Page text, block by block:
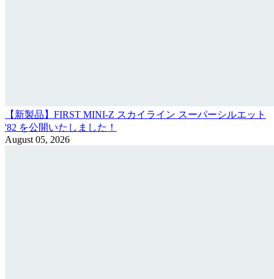
【新製品】FIRST MINI-Z スカイライン スーパーシルエット
'82 を公開いたしました！
August 05, 2026